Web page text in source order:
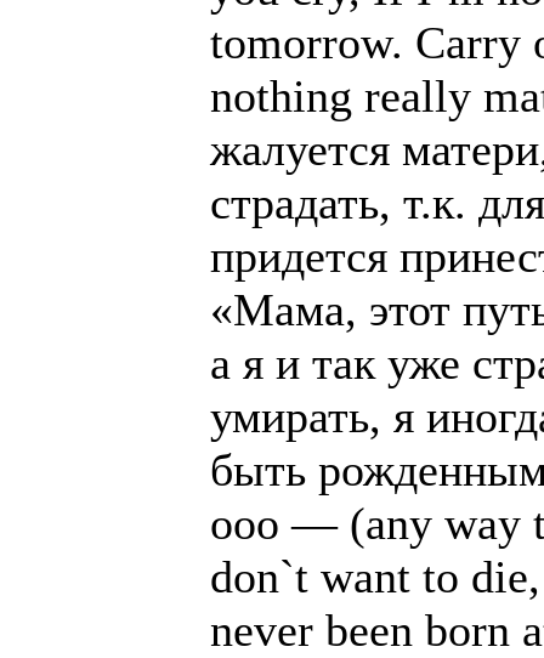
tomorrow. Carry
nothing really
жалуется
страдать, т.к.
придется
«Мама, этот
а я и так уже
умирать, я
быть
ooo — (any way
don`t want to
never been born